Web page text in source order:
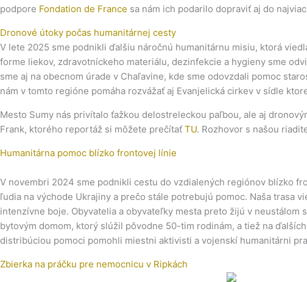
podpore Fondation de France sa nám ich podarilo dopraviť aj do
Dronové útoky počas humanitárnej cesty
V lete 2025 sme podnikli ďalšiu náročnú humanitárnu misiu, ktorá
forme liekov, zdravotníckeho materiálu, dezinfekcie a hygieny sme
sme aj na obecnom úrade v Chaľavine, kde sme odovzdali pomoc
nám v tomto regióne pomáha rozvážať aj Evanjelická cirkev v sídle
Mesto Sumy nás privítalo ťažkou delostreleckou paľbou, ale aj
Frank, ktorého reportáž si môžete prečítať TU. Rozhovor s našou
Humanitárna pomoc blízko frontovej línie
V novembri 2024 sme podnikli cestu do vzdialených regiónov blízko
ľudia na východe Ukrajiny a prečo stále potrebujú pomoc. Naša trasa
intenzívne boje. Obyvatelia a obyvateľky mesta preto žijú v
bytovým domom, ktorý slúžil pôvodne 50-tim rodinám, a tiež na
distribúciou pomoci pomohli miestni aktivisti a vojenskí humanitárni
Zbierka na práčku pre nemocnicu v Ripkách